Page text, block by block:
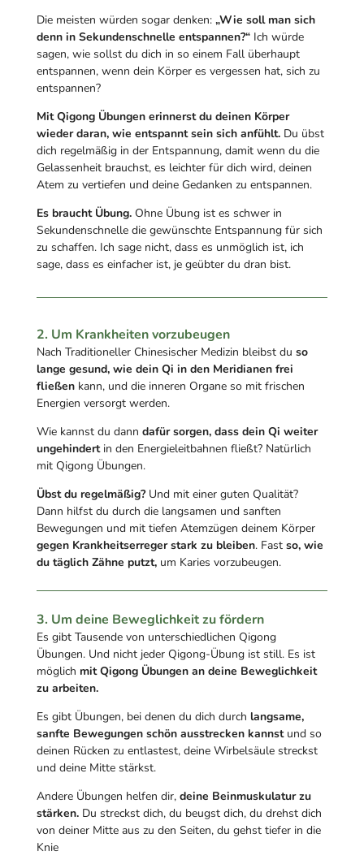
Die meisten würden sogar denken: „Wie soll man sich
denn in Sekundenschnelle entspannen?“Ich würde
sagen, wie sollst du dich in so einem Fall überhaupt
entspannen, wenn dein Körper es vergessen hat, sich zu
entspannen?
Mit Qigong Übungen erinnerst du deinen Körper
wieder daran, wie entspannt sein sich anfühlt.Du übst
dich regelmäßig in der Entspannung, damit wenn du die
Gelassenheit brauchst, es leichter für dich wird, deinen
Atem zu vertiefen und deine Gedanken zu entspannen.
Es braucht Übung.Ohne Übung ist es schwer in
Sekundenschnelle die gewünschte Entspannung für sich
zu schaffen. Ich sage nicht, dass es unmöglich ist, ich
sage, dass es einfacher ist, je geübter du dran bist.
2. Um Krankheiten vorzubeugen
Nach Traditioneller Chinesischer Medizin bleibst du so
lange gesund, wie dein Qi in den Meridianen frei
fließenkann, und die inneren Organe so mit frischen
Energien versorgt werden.
Wie kannst du dann dafür sorgen, dass dein Qi weiter
ungehindertin den Energieleitbahnen fließt? Natürlich
mit Qigong Übungen.
Übst du regelmäßig?Und mit einer guten Qualität?
Dann hilfst du durch die langsamen und sanften
Bewegungen und mit tiefen Atemzügen deinem Körper
gegen Krankheitserreger stark zu bleiben. Fast so, wie
du täglich Zähne putzt,um Karies vorzubeugen.
3. Um deine Beweglichkeit zu fördern
Es gibt Tausende von unterschiedlichen Qigong
Übungen. Und nicht jeder Qigong-Übung ist still. Es ist
möglich mit Qigong Übungen an deine Beweglichkeit
zu arbeiten.
Es gibt Übungen, bei denen du dich durch langsame,
sanfte Bewegungen schön ausstrecken kannstund so
deinen Rücken zu entlastest, deine Wirbelsäule streckst
und deine Mitte stärkst.
Andere Übungen helfen dir, deine Beinmuskulatur zu
stärken.Du streckst dich, du beugst dich, du drehst dich
von deiner Mitte aus zu den Seiten, du gehst tiefer in die
Knie